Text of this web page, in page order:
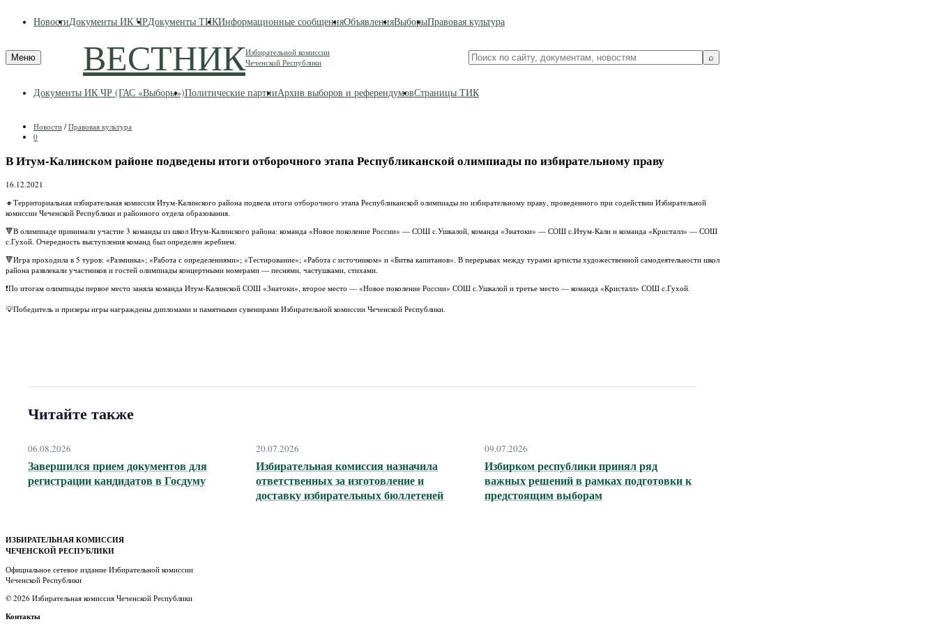
НовостиДокументы ИК ЧРДокументы ТИКИнформационные сообщенияОбъявленияВыборыПравовая культура
Меню ВЕСТНИКИзбирательной комиссии
Чеченской Республики
Поиск
по
⌕
Документы ИК ЧР (ГАС «Выборы»)Политические партииАрхив выборов и референдумовСтраницы ТИК
Новости / Правовая культура
0
В Итум-Калинском районе подведены итоги отборочного этапа Республиканской олимпиады по избирательному праву
16.12.2021
🔸Территориальная избирательная комиссия Итум-Калинского района подвела итоги отборочного этапа Республиканской олимпиады по избирательному праву, проведенного при содействии Избирательной
комиссии Чеченской Республики и районного отдела образования.
🔻В олимпиаде принимали участие 3 команды из школ Итум-Калинского района: команда «Новое поколение России» — СОШ с.Ушкалой, команда «Знатоки» — СОШ с.Итум-Кали и команда «Кристалл» — СОШ
с.Гухой. Очередность выступления команд был определен жребием.
🔻Игра проходила в 5 туров: «Разминка»; «Работа с определениями»; «Тестирование»; «Работа с источником» и «Битва капитанов». В перерывах между турами артисты художественной самодеятельности школ
района развлекали участников и гостей олимпиады концертными номерами — песнями, частушками, стихами.
❗️По итогам олимпиады первое место заняла команда Итум-Калинской СОШ «Знатоки», второе место — «Новое поколение России» СОШ с.Ушкалой и третье место — команда «Кристалл» СОШ с.Гухой.
💡Победитель и призеры игры награждены дипломами и памятными сувенирами Избирательной комиссии Чеченской Республики.
Читайте также
06.08.2026
Завершился прием документов для
регистрации кандидатов в Госдуму
20.07.2026
Избирательная комиссия назначила
ответственных за изготовление и
доставку избирательных бюллетеней
09.07.2026
Избирком республики принял ряд
важных решений в рамках подготовки к
предстоящим выборам
ИЗБИРАТЕЛЬНАЯ КОМИССИЯ
ЧЕЧЕНСКОЙ РЕСПУБЛИКИ
Официальное сетевое издание Избирательной комиссии
Чеченской Республики
© 2026 Избирательная комиссия Чеченской Республики
Контакты